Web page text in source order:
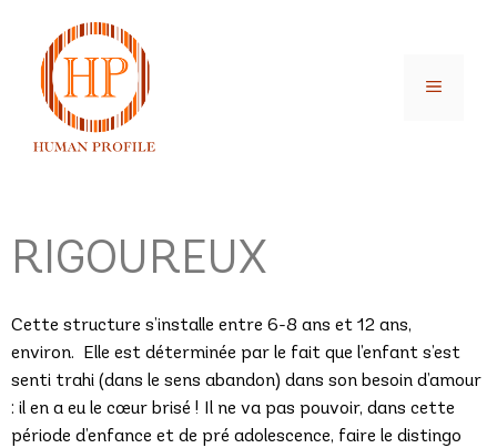
RIGOUREUX
Cette structure s’installe entre 6-8 ans et 12 ans,
environ. Elle est déterminée par le fait que l’enfant s’est
senti trahi (dans le sens abandon) dans son besoin d’amour
: il en a eu le cœur brisé ! Il ne va pas pouvoir, dans cette
période d’enfance et de pré adolescence, faire le distingo